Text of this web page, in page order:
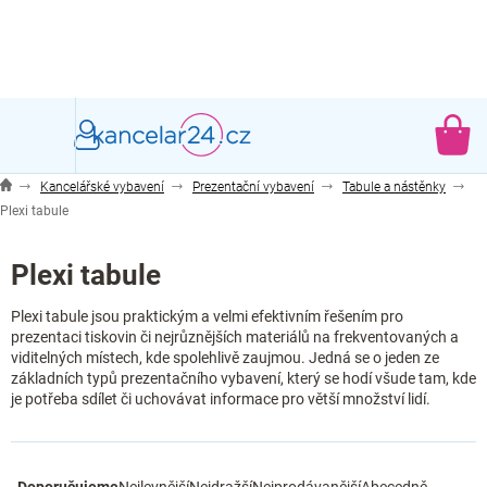
Kancelářské vybavení Prezentační vybavení
Tabule a nástěnky
Plexi tabule
Plexi tabule
Plexi tabule jsou praktickým a velmi efektivním řešením pro
prezentaci tiskovin či nejrůznějších materiálů na frekventovaných a
viditelných místech, kde spolehlivě zaujmou. Jedná se o jeden ze
základních typů prezentačního vybavení, který se hodí všude tam, kde
je potřeba sdílet či uchovávat informace pro větší množství lidí.